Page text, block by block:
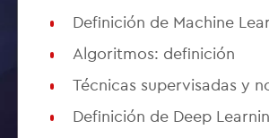
Definición de Machine
Algoritmos: definición
Técnicas supervisadas y
Definición de Deep